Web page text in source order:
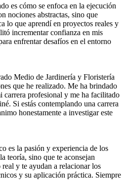
es cómo se enfoca en la ejecución
nociones abstractas, sino que
lo que aprendí en proyectos reales y
incrementar confianza en mis
enfrentar desafíos en el entorno
Medio de Jardinería y Floristería
que he realizado. Me ha brindado
carrera profesional y me ha facilitado
Si estás contemplando una carrera
honestamente a investigar este
es la pasión y experiencia de los
teoría, sino que te aconsejan
y te ayudan a relacionar los
y su aplicación práctica. Siempre